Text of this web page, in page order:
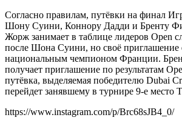
Согласно правилам, путёвки на финал
Шону Суини, Коннору Дадди и Бренту
Жорж занимает в таблице лидеров Open
после Шона Суини, но своё приглашение
национальным чемпионом Франции.
получает приглашение по результатам
путёвка, выделяемая победителю Dubai
перейдет занявшему в турнире 9-е место
https://www.instagram.com/p/Brc68sJB4_0/